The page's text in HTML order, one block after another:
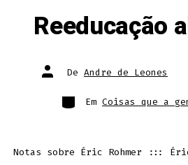
Reeducação
Autor
do De Andre de Leones
Categorias
Em Coisas que a
Notas sobre Éric Rohmer :::